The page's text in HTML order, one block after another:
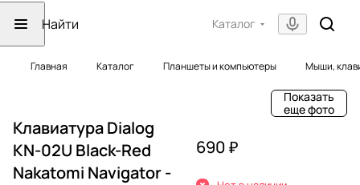
Каталог
Главная Каталог Планшеты и компьютеры Мыши,
Показать
еще фото
Клавиатура Dialog
KN-02U Black-Red
Nakatomi Navigator -
690 ₽